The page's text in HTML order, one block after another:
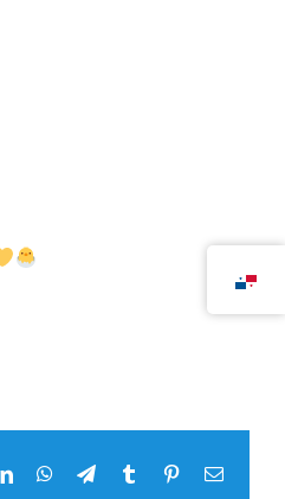
LinkedInWhatsApp
TelegramTumblrPinterestCorreo